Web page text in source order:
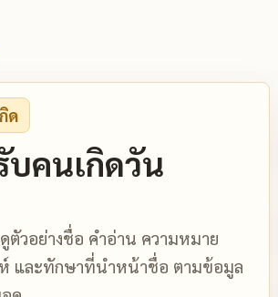
ด
คนเกิดวัน
ตัวอย่างชื่อ คำอ่าน ความหมาย
ห์ และทักษาที่นำหน้าชื่อ ตามข้อมูล